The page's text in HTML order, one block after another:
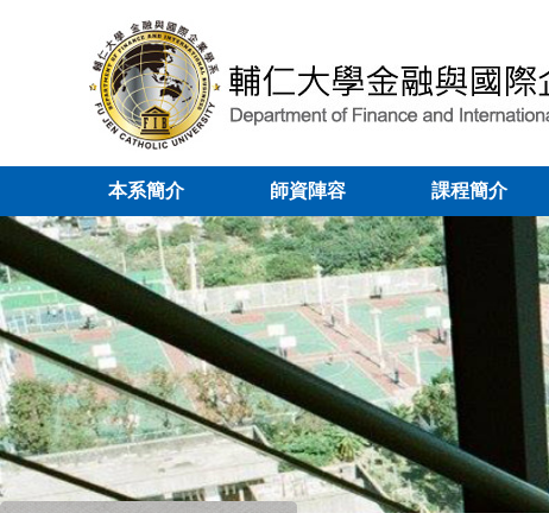
本系簡介 師資陣容 課程簡介